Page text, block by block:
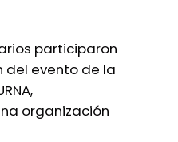
participaron
del evento de la
organización